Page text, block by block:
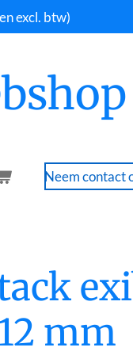
excl. btw)
Neem contact
mm